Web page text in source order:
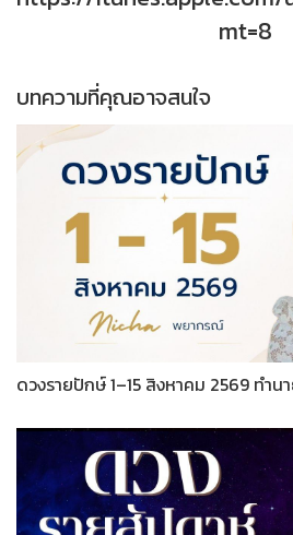
mt=8
บทความที่คุณอาจสนใจ
ดวงรายปักษ์ 1–15 สิงหาคม 2569 ทำ